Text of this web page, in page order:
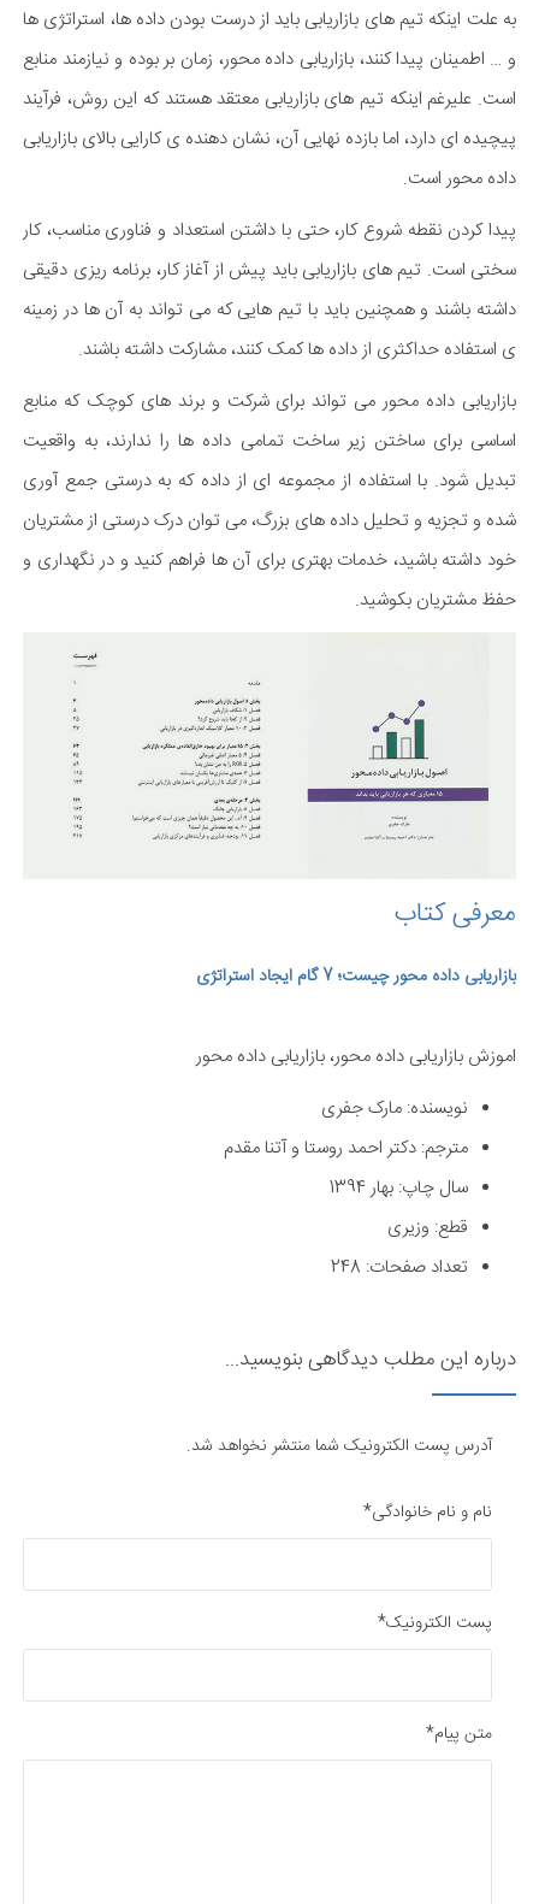
به علت اینکه تیم های بازاریابی باید از درست بودن داده ها، استراتژی ها
و … اطمینان پیدا کنند، بازاریابی داده محور، زمان بر بوده و نیازمند منابع
است. علیرغم اینکه تیم های بازاریابی معتقد هستند که این روش، فرآیند
پیچیده ای دارد، اما بازده نهایی آن، نشان دهنده ی کارایی بالای بازاریابی
داده محور است.
پیدا کردن نقطه شروع کار، حتی با داشتن استعداد و فناوری مناسب، کار
سختی است. تیم های بازاریابی باید پیش از آغاز کار، برنامه ریزی دقیقی
داشته باشند و همچنین باید با تیم هایی که می تواند به آن ها در زمینه
ی استفاده حداکثری از داده ها کمک کنند، مشارکت داشته باشند.
بازاریابی داده محور می تواند برای شرکت و برند های کوچک که منابع
اساسی برای ساختن زیر ساخت تمامی داده ها را ندارند، به واقعیت
تبدیل شود. با استفاده از مجموعه ای از داده که به درستی جمع آوری
شده و تجزیه و تحلیل داده های بزرگ، می توان درک درستی از مشتریان
خود داشته باشید، خدمات بهتری برای آن ها فراهم کنید و در نگهداری و
حفظ مشتریان بکوشید.
معرفی کتاب
بازاریابی داده محور چیست؛ 7 گام ایجاد استراتژی
اموزش بازاریابی داده محور، بازاریابی داده محور
نویسنده: مارک جفری
مترجم: دکتر احمد روستا و آتنا مقدم
سال چاپ: بهار 1394
قطع: وزیری
تعداد صفحات: 248
درباره این مطلب دیدگاهی بنویسید...
آدرس پست الکترونیک شما منتشر نخواهد شد.
نام و نام خانوادگی*
پست الکترونیک*
متن پیام*